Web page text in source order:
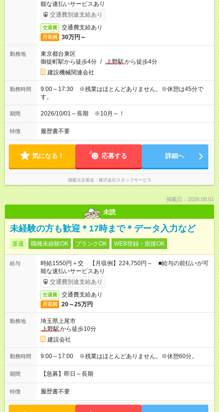
能な速払いサービスあり
交通費別途支給あり
交通費 交通費支給あり
月収例 30万円～
勤務地
東京都台東区
御徒町駅から徒歩4分 / 上野駅から徒歩4分
建設機械関連会社
勤務時間
9:00～17:30 ※残業はほとんどありません。※休憩は45分で
す。
期間 2026/10/01～長期 ※10月～！
特徴 履歴書不要
気になる！ 応募する 詳細へ
掲載元企業名 株式会社スタッフサービス
掲載日：2026.08.01
未読
未経験の方も歓迎＊17時まで＊データ入力など
派遣 職種未経験OK ブランクOK WEB登録・面接OK
給与
時給1550円＋交 【月収例】224,750円～ ■給与の前払いが可
能な速払いサービスあり
交通費別途支給あり
交通費 交通費支給あり
月収例 20～25万円
勤務地
埼玉県上尾市
上野駅から徒歩10分
建設会社
勤務時間 9:00～17:00 ※残業はほとんどありません。※休憩60分。
期間 【急募】即日～長期
特徴 履歴書不要